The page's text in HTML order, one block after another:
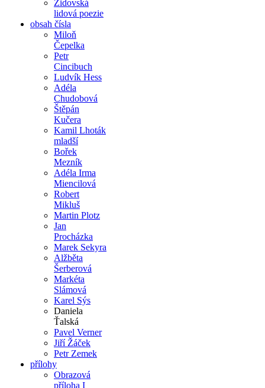
Židovská
lidová poezie
obsah čísla
Miloň
Čepelka
Petr
Cincibuch
Ludvík Hess
Adéla
Chudobová
Štěpán
Kučera
Kamil Lhoták
mladší
Bořek
Mezník
Adéla Irma
Miencilová
Robert
Mikluš
Martin Plotz
Jan
Procházka
Marek Sekyra
Alžběta
Šerberová
Markéta
Slámová
Karel Sýs
Daniela
Ťalská
Pavel Verner
Jiří Žáček
Petr Zemek
přílohy
Obrazová
příloha I